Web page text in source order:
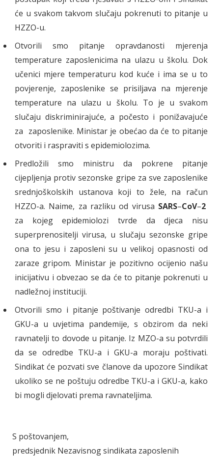
će u svakom takvom slučaju pokrenuti to pitanje u
HZZO-u.
Otvorili smo pitanje opravdanosti mjerenja
temperature zaposlenicima na ulazu u školu. Dok
učenici mjere temperaturu kod kuće i ima se u to
povjerenje, zaposlenike se prisiljava na mjerenje
temperature na ulazu u školu. To je u svakom
slučaju diskriminirajuće, a počesto i ponižavajuće
za zaposlenike. Ministar je obećao da će to pitanje
otvoriti i raspraviti s epidemiolozima.
Predložili smo ministru da pokrene pitanje
cijepljenja protiv sezonske gripe za sve zaposlenike
srednjoškolskih ustanova koji to žele, na račun
HZZO-a. Naime, za razliku od virusa SARS–CoV–2
za kojeg epidemiolozi tvrde da djeca nisu
superprenositelji virusa, u slučaju sezonske gripe
ona to jesu i zaposleni su u velikoj opasnosti od
zaraze gripom. Ministar je pozitivno ocijenio našu
inicijativu i obvezao se da će to pitanje pokrenuti u
nadležnoj instituciji.
Otvorili smo i pitanje poštivanje odredbi TKU-a i
GKU-a u uvjetima pandemije, s obzirom da neki
ravnatelji to dovode u pitanje. Iz MZO-a su potvrdili
da se odredbe TKU-a i GKU-a moraju poštivati.
Sindikat će pozvati sve članove da upozore Sindikat
ukoliko se ne poštuju odredbe TKU-a i GKU-a, kako
bi mogli djelovati prema ravnateljima.
S poštovanjem,
predsjednik Nezavisnog sindikata zaposlenih